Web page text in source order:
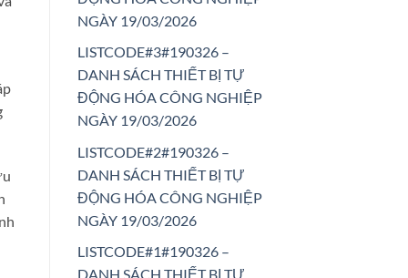
NGÀY 19/03/2026
LISTCODE#3#190326 –
DANH SÁCH THIẾT BỊ TỰ
ĐỘNG HÓA CÔNG NGHIỆP
NGÀY 19/03/2026
LISTCODE#2#190326 –
DANH SÁCH THIẾT BỊ TỰ
ĐỘNG HÓA CÔNG NGHIỆP
NGÀY 19/03/2026
LISTCODE#1#190326 –
DANH SÁCH THIẾT BỊ TỰ